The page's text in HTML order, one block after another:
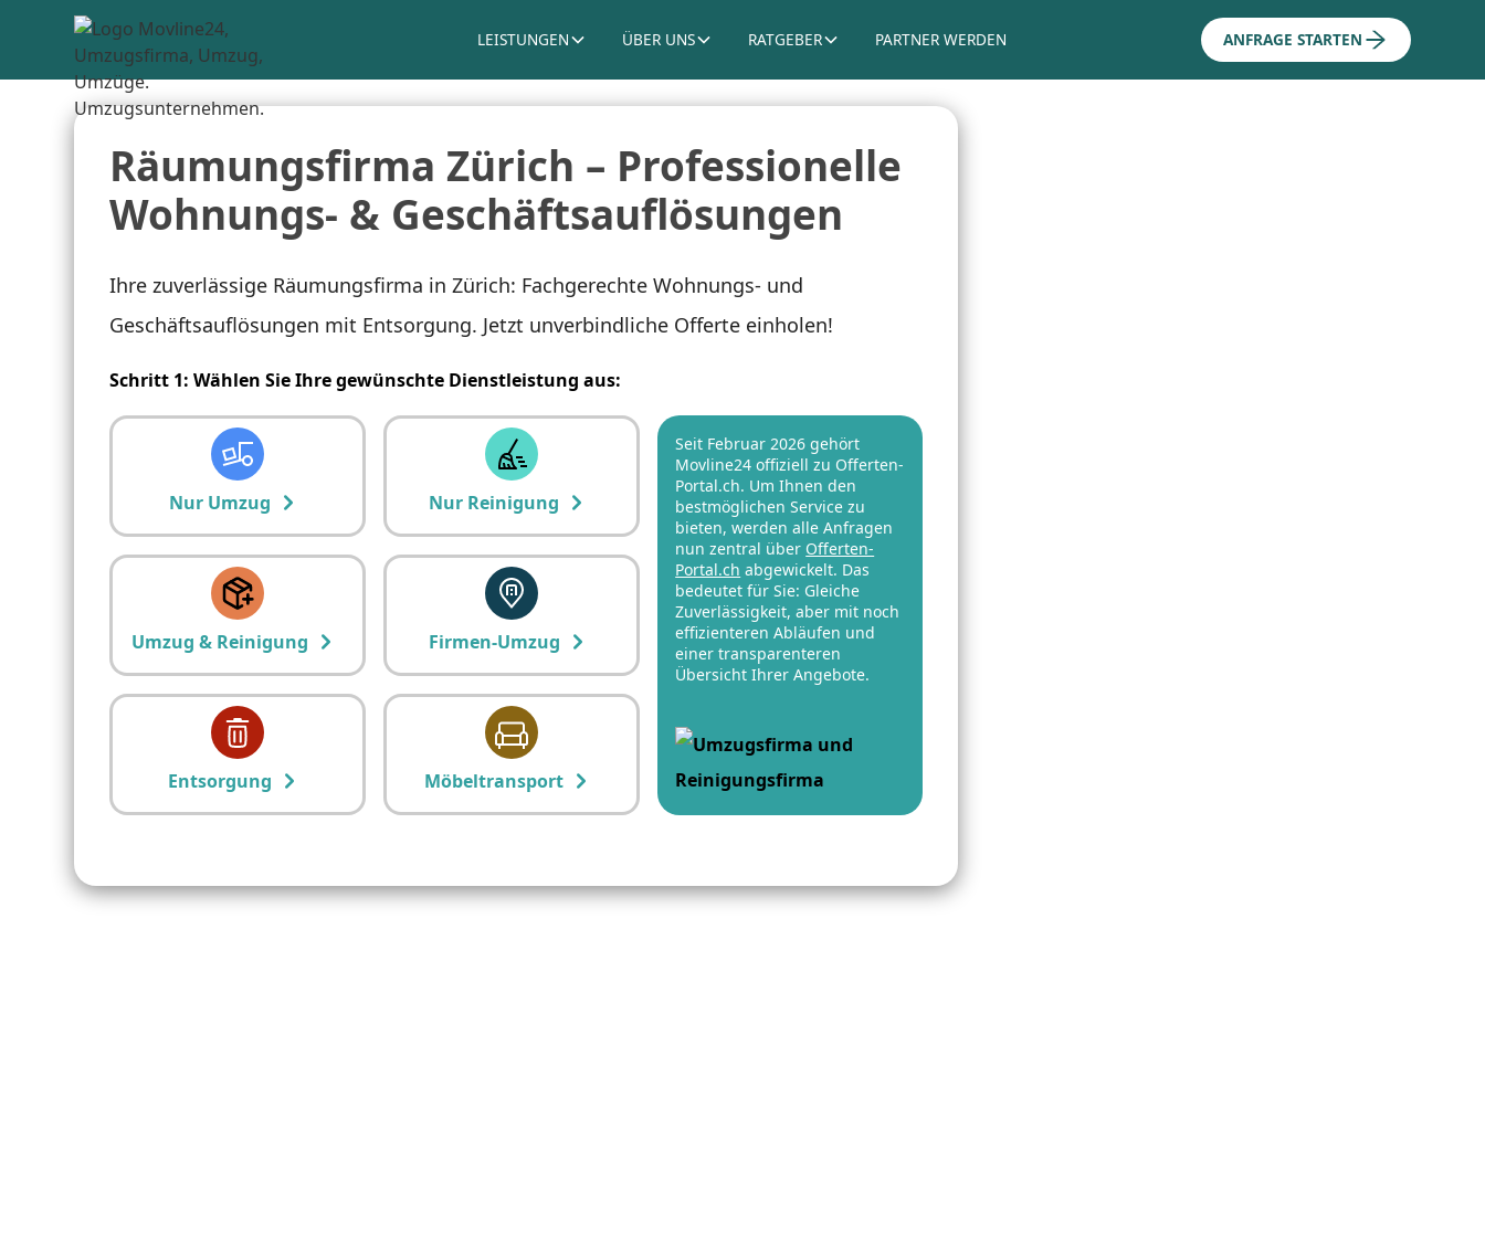
LEISTUNGEN ÜBER UNS RATGEBER PARTNER WERDEN ANFRAGE STARTEN
Räumungsfirma Zürich – Professionelle
Wohnungs- & Geschäftsauflösungen
Ihre zuverlässige Räumungsfirma in Zürich: Fachgerechte Wohnungs- und
Geschäftsauflösungen mit Entsorgung. Jetzt unverbindliche Offerte einholen!
Schritt 1: Wählen Sie Ihre gewünschte Dienstleistung aus:
Nur Umzug Nur Reinigung
Umzug & Reinigung Firmen-Umzug
Entsorgung Möbeltransport
Seit Februar 2026 gehört
Movline24 offiziell zu Offerten-
Portal.ch. Um Ihnen den
bestmöglichen Service zu
bieten, werden alle Anfragen
nun zentral über Offerten-
Portal.ch abgewickelt. Das
bedeutet für Sie: Gleiche
Zuverlässigkeit, aber mit noch
effizienteren Abläufen und
einer transparenteren
Übersicht Ihrer Angebote.